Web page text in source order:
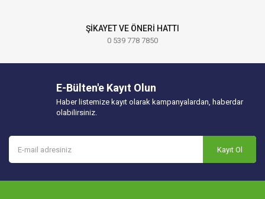
ŞİKAYET VE ÖNERİ HATTI
0 539 778 7850
E-Bülten'e Kayıt Olun
Haber listemize kayıt olarak kampanyalardan, haberdar
olabilirsiniz.
Kayıt Ol